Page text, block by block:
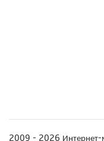
2009 - 2026 Интернет-